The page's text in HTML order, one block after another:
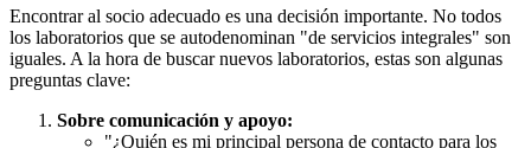
Encontrar al socio adecuado es una decisión importante. No todos
los laboratorios que se autodenominan "de servicios integrales" son
iguales. A la hora de buscar nuevos laboratorios, estas son algunas
preguntas clave:
Sobre comunicación y apoyo:
"¿Quién es mi principal persona de contacto para los